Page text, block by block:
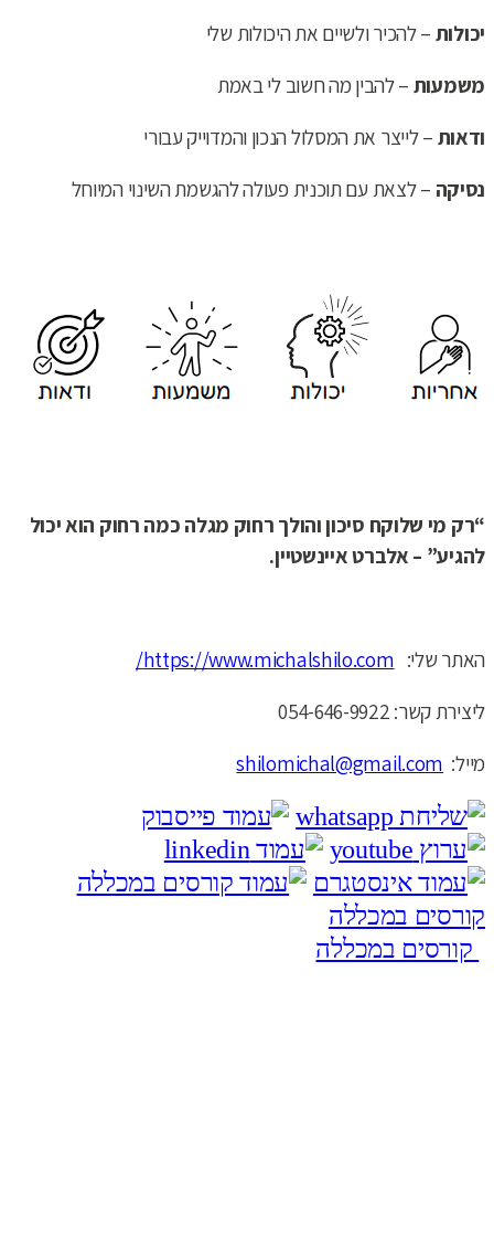
יכולות – להכיר ולשיים את היכולות שלי
משמעות – להבין מה חשוב לי באמת
ודאות – לייצר את המסלול הנכון והמדוייק עבורי
נסיקה – לצאת עם תוכנית פעולה להגשמת השינוי המיוחל
“רק מי שלוקח סיכון והולך רחוק מגלה כמה רחוק הוא יכול
להגיע” – אלברט איינשטיין.
האתר שלי: https://www.michalshilo.com/
ליצירת קשר: 054-646-9922
מייל: shilomichal@gmail.com
קורסים במכללה
קורסים במכללה